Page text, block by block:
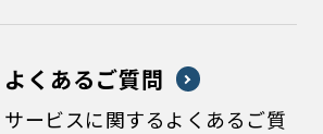
よくあるご質問
サービスに関するよくあるご質